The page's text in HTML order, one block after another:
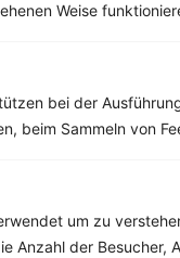
Weise
bei der
beim Sammeln von
um zu
Anzahl der Besucher,
Weitere